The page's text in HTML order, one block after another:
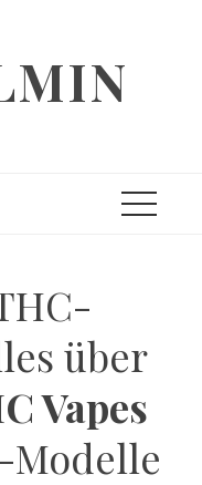
über
Vapes